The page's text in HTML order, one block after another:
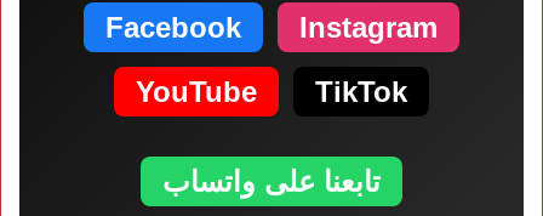
Facebook
Instagram
YouTube
TikTok
تابعنا على واتساب